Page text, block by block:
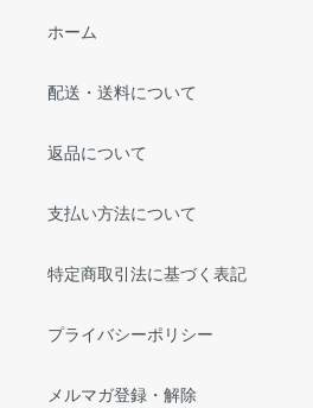
ホーム
配送・送料について
返品について
支払い方法について
特定商取引法に基づく表記
プライバシーポリシー
メルマガ登録・解除